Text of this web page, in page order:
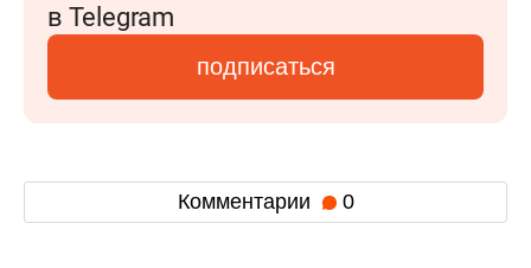
в Telegram
подписаться
Комментарии 0